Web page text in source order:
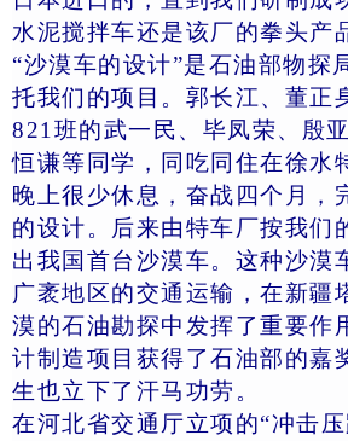
水泥搅拌车还是该厂的拳头产
“沙漠车的设计”是石油部物探
托我们的项目。郭长江、董正
821班的武一民、毕凤荣、殷
恒谦等同学，同吃同住在徐水
晚上很少休息，奋战四个月，
的设计。后来由特车厂按我们
出我国首台沙漠车。这种沙漠
广袤地区的交通运输，在新疆
漠的石油勘探中发挥了重要作
计制造项目获得了石油部的嘉
生也立下了汗马功劳。
在河北省交通厅立项的“冲击